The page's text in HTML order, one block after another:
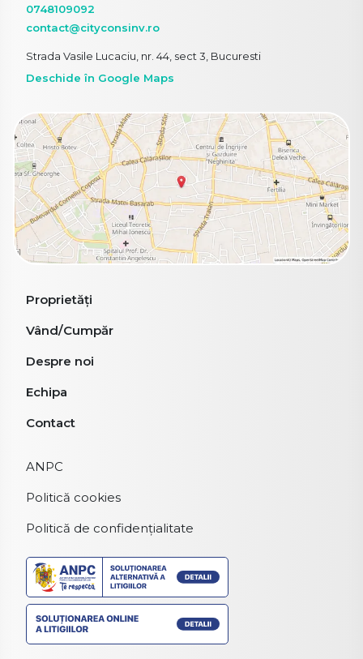
0748109092
contact@cityconsinv.ro
Strada Vasile Lucaciu, nr. 44, sect 3, Bucuresti
Deschide în Google Maps
Proprietăți
Vând/Cumpăr
Despre noi
Echipa
Contact
ANPC
Politică cookies
Politică de confidențialitate